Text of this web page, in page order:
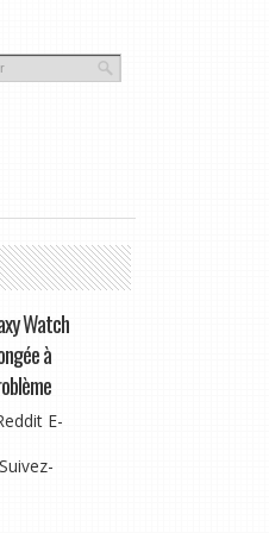
Watch
à
E-